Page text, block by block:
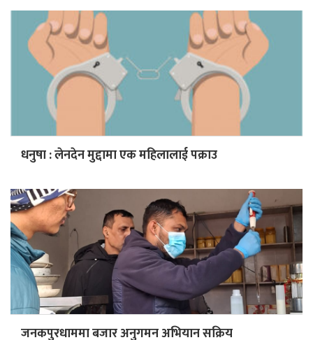
धनुषा : लेनदेन मुद्दामा एक महिलालाई पक्राउ
जनकपुरधाममा बजार अनुगमन अभियान सक्रिय